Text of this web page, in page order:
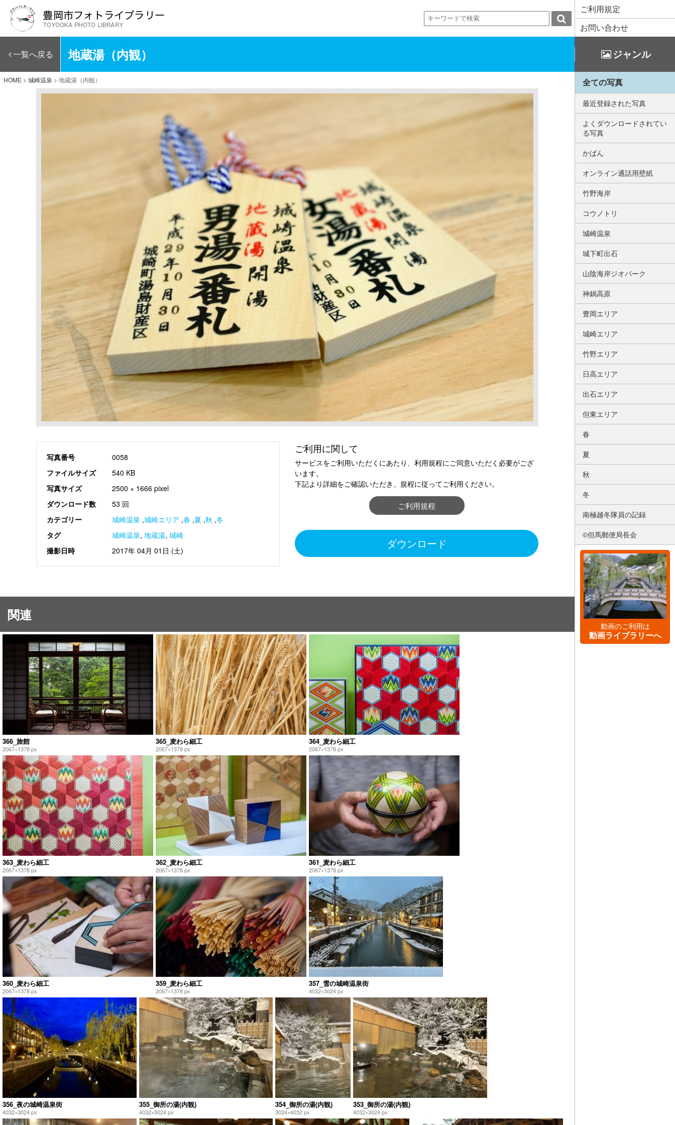
ご利用規定
お問い合わせ
一覧へ戻る 地蔵湯（内観） ジャンル
HOME > 城崎温泉 > 地蔵湯（内観）
写真番号
0058
ファイルサイズ
540 KB
写真サイズ
2500 × 1666 pixel
ダウンロード数
53 回
カテゴリー
城崎温泉 ,城崎エリア ,春 ,夏 ,秋 ,冬
タグ
城崎温泉, 地蔵湯, 城崎
撮影日時
2017年 04月 01日 (土)
ご利用に関して
サービスをご利用いただくにあたり、利用規程にご同意いただく必要がござ
います。
下記より詳細をご確認いただき、規程に従ってご利用ください。
ご利用規程
ダウンロード
関連
366_旅館
2067×1378 px
365_麦わら細工
2067×1378 px
364_麦わら細工
2067×1378 px
363_麦わら細工
2067×1378 px
362_麦わら細工
2067×1378 px
361_麦わら細工
2067×1378 px
360_麦わら細工
2067×1378 px
359_麦わら細工
2067×1378 px
357_雪の城崎温泉街
4032×3024 px
356_夜の城崎温泉街
4032×3024 px
355_御所の湯(内観)
4032×3024 px
354_御所の湯(内観)
3024×4032 px
353_御所の湯(内観)
4032×3024 px
全ての写真
最近登録された写真
よくダウンロードされてい
る写真
かばん
オンライン通話用壁紙
竹野海岸
コウノトリ
城崎温泉
城下町出石
山陰海岸ジオパーク
神鍋高原
豊岡エリア
城崎エリア
竹野エリア
日高エリア
出石エリア
但東エリア
春
夏
秋
冬
南極越冬隊員の記録
©但馬郵便局長会
動画のご利用は
動画ライブラリーへ